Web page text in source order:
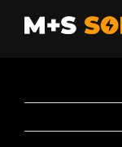
Zum
Inhalt